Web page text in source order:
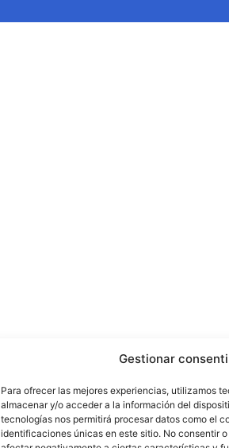
Gestionar
Para ofrecer las mejores experiencias, utilizamos
almacenar y/o acceder a la información del
tecnologías nos permitirá procesar datos como el
identificaciones únicas en este sitio. No consentir